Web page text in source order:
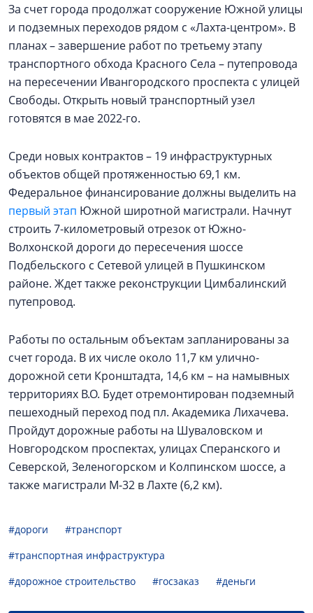
За счет города продолжат сооружение Южной улицы
и подземных переходов рядом с «Лахта-центром». В
планах – завершение работ по третьему этапу
транспортного обхода Красного Села – путепровода
на пересечении Ивангородского проспекта с улицей
Свободы. Открыть новый транспортный узел
готовятся в мае 2022-го.
Среди новых контрактов – 19 инфраструктурных
объектов общей протяженностью 69,1 км.
Федеральное финансирование должны выделить на
первый этап Южной широтной магистрали. Начнут
строить 7-километровый отрезок от Южно-
Волхонской дороги до пересечения шоссе
Подбельского с Сетевой улицей в Пушкинском
районе. Ждет также реконструкции Цимбалинский
путепровод.
Работы по остальным объектам запланированы за
счет города. В их числе около 11,7 км улично-
дорожной сети Кронштадта, 14,6 км – на намывных
территориях В.О. Будет отремонтирован подземный
пешеходный переход под пл. Академика Лихачева.
Пройдут дорожные работы на Шуваловском и
Новгородском проспектах, улицах Сперанского и
Северской, Зеленогорском и Колпинском шоссе, а
также магистрали М-32 в Лахте (6,2 км).
#дороги
#транспорт
#транспортная инфраструктура
#дорожное строительство
#госзаказ #деньги